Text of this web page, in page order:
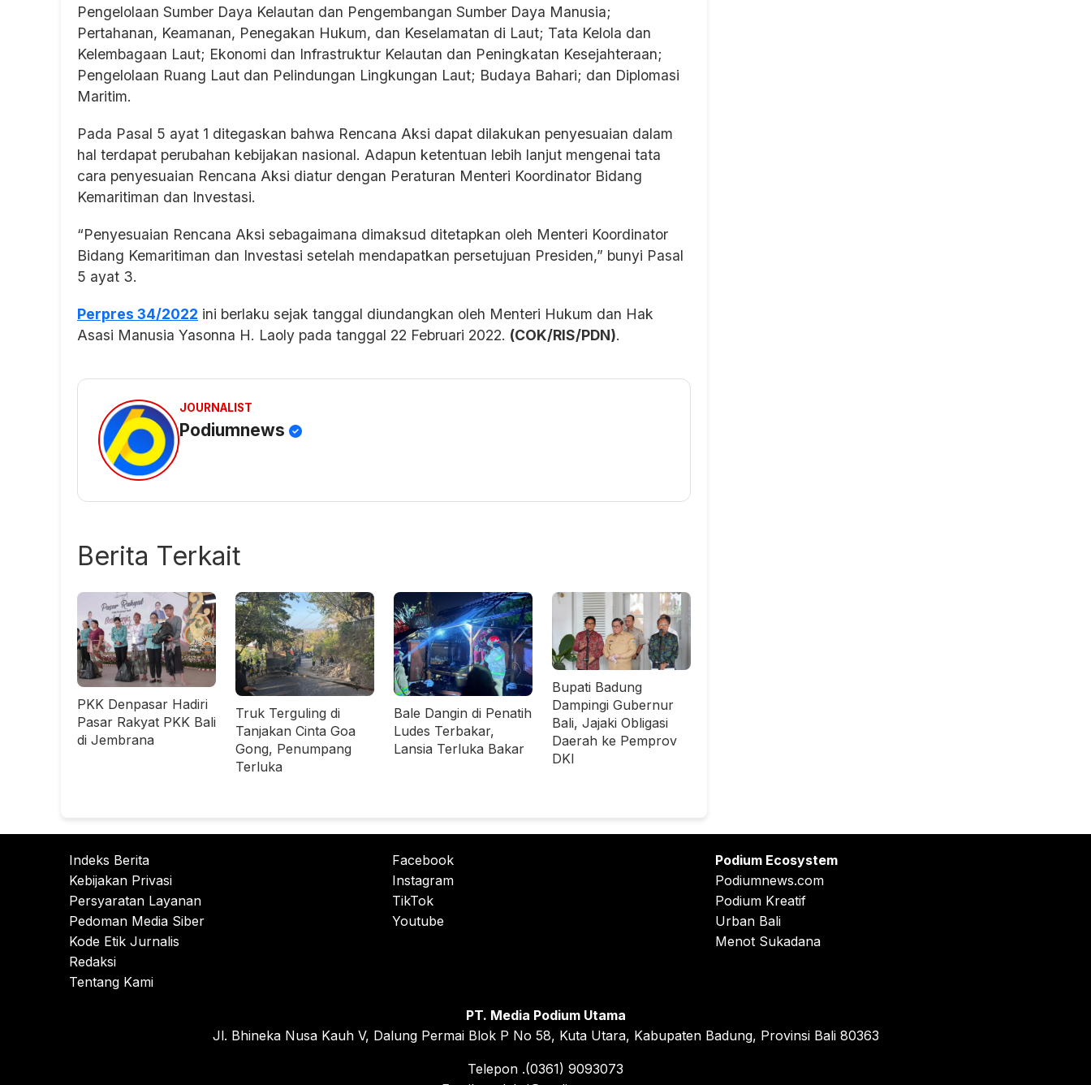
Pengelolaan Sumber Daya Kelautan dan Pengembangan Sumber Daya Manusia;
Pertahanan, Keamanan, Penegakan Hukum, dan Keselamatan di Laut; Tata Kelola dan
Kelembagaan Laut; Ekonomi dan Infrastruktur Kelautan dan Peningkatan Kesejahteraan;
Pengelolaan Ruang Laut dan Pelindungan Lingkungan Laut; Budaya Bahari; dan Diplomasi
Maritim.
Pada Pasal 5 ayat 1 ditegaskan bahwa Rencana Aksi dapat dilakukan penyesuaian dalam
hal terdapat perubahan kebijakan nasional. Adapun ketentuan lebih lanjut mengenai tata
cara penyesuaian Rencana Aksi diatur dengan Peraturan Menteri Koordinator Bidang
Kemaritiman dan Investasi.
“Penyesuaian Rencana Aksi sebagaimana dimaksud ditetapkan oleh Menteri Koordinator
Bidang Kemaritiman dan Investasi setelah mendapatkan persetujuan Presiden,” bunyi Pasal
5 ayat 3.
Perpres 34/2022 ini berlaku sejak tanggal diundangkan oleh Menteri Hukum dan Hak
Asasi Manusia Yasonna H. Laoly pada tanggal 22 Februari 2022. (COK/RIS/PDN).
JOURNALIST
Podiumnews
Berita Terkait
PKK Denpasar Hadiri
Pasar Rakyat PKK Bali
di Jembrana
Truk Terguling di
Tanjakan Cinta Goa
Gong, Penumpang
Terluka
Bale Dangin di Penatih
Ludes Terbakar,
Lansia Terluka Bakar
Bupati Badung
Dampingi Gubernur
Bali, Jajaki Obligasi
Daerah ke Pemprov
DKI
Indeks Berita
Kebijakan Privasi
Persyaratan Layanan
Pedoman Media Siber
Kode Etik Jurnalis
Redaksi
Tentang Kami
Facebook
Instagram
TikTok
Youtube
Podium Ecosystem
Podiumnews.com
Podium Kreatif
Urban Bali
Menot Sukadana
PT. Media Podium Utama
Jl. Bhineka Nusa Kauh V, Dalung Permai Blok P No 58, Kuta Utara, Kabupaten Badung, Provinsi Bali 80363
Telepon .(0361) 9093073